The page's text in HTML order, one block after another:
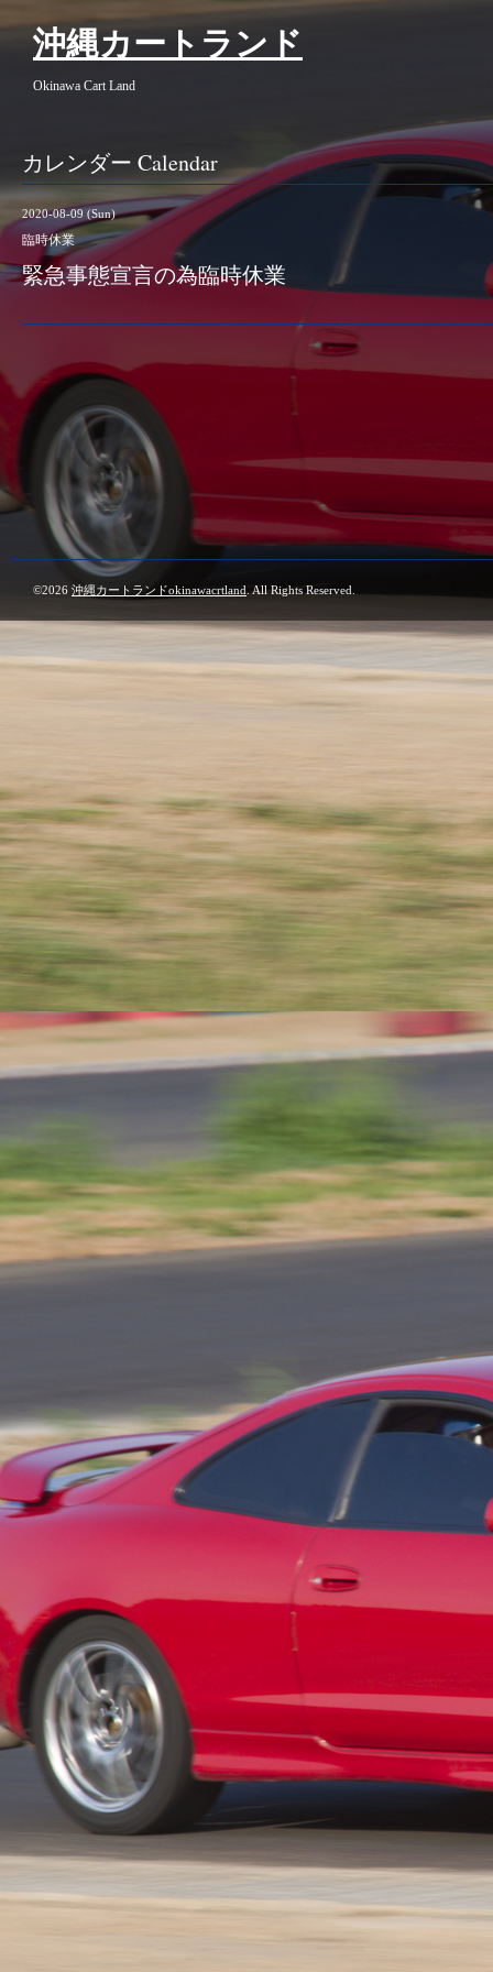
沖縄カートランド
Okinawa Cart Land
カレンダー Calendar
2020-08-09 (Sun)
臨時休業
緊急事態宣言の為臨時休業
©2026 沖縄カートランドokinawacrtland . All Rights Reserved.